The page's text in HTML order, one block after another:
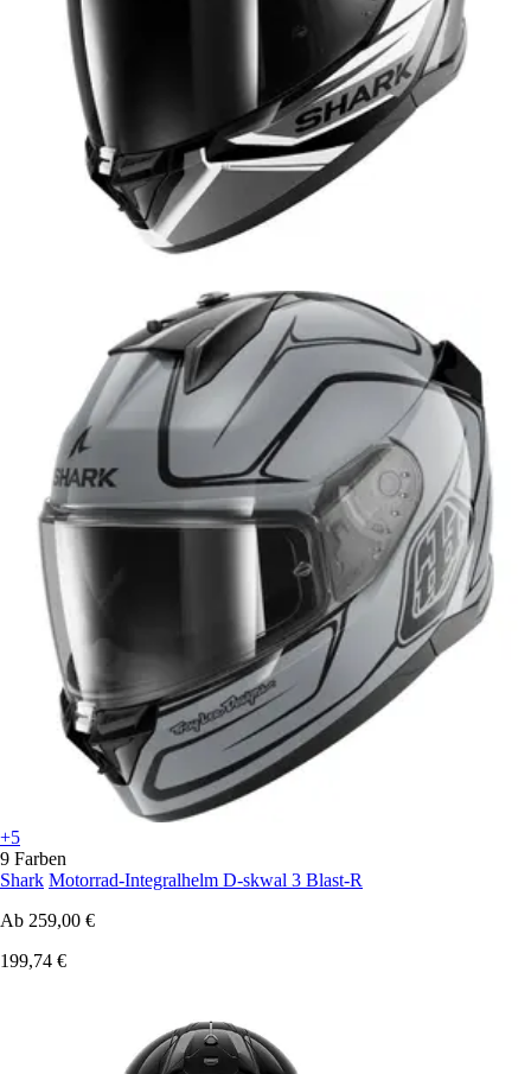
+5
9 Farben
Shark Motorrad-Integralhelm D-skwal 3 Blast-R
Ab 259,00 €
199,74 €